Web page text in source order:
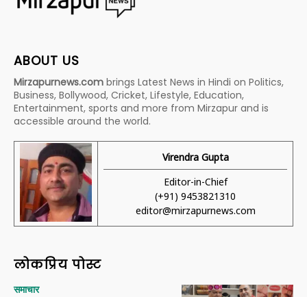
ABOUT US
Mirzapurnews.com brings Latest News in Hindi on Politics,
Business, Bollywood, Cricket, Lifestyle, Education,
Entertainment, sports and more from Mirzapur and is
accessible around the world.
Virendra Gupta
Editor-in-Chief
(+91) 9453821310
editor@mirzapurnews.com
लोकप्रिय पोस्ट
समाचार